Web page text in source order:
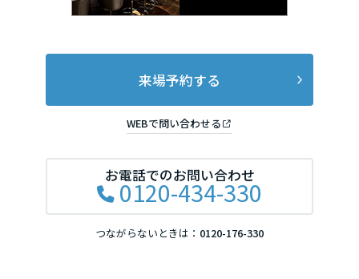
来場予約する
WEBで問い合わせる
お電話でのお問い合わせ
0120-434-330
つながらないときは： 0120-176-330